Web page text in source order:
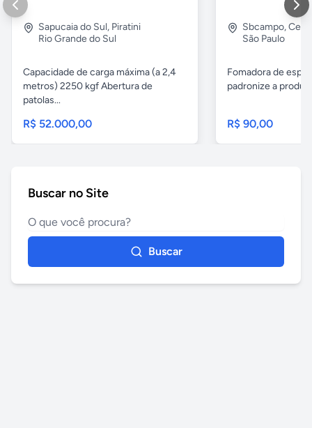
Sapucaia do Sul, Piratini
Rio Grande do Sul
Capacidade de carga máxima (a 2,4
metros) 2250 kgf Abertura de
patolas...
R$ 52.000,00
Sbcampo,
São Paulo
Fomadora de
padronize a
R$ 90,00
Buscar no Site
Buscar